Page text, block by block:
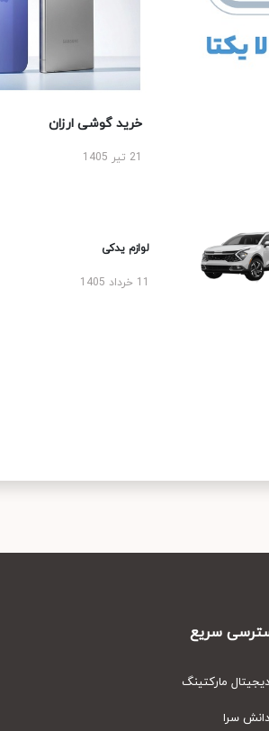
خرید گوشی ارزان
لوازم یدکی
سریع
مارکتینگ
سرا